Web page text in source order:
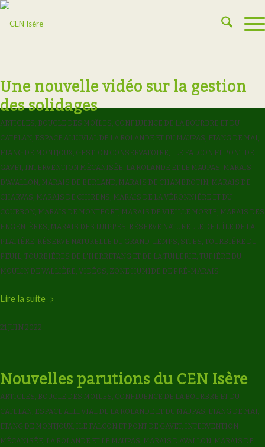
Une nouvelle vidéo sur la gestion
des solidages
ARTICLES, BOUCLE DES MOÏLES, CONFLUENCE DE LA BOURBRE ET DU
CATELAN, ESPACE ALLUVIAL DE LA ROLANDE ET DU MAUPAS, ETANG DE MAI,
ETANG DE MONTJOUX, GESTION CONSERVATOIRE, ILE FALCON ET PONT DE
GAVET, INTERVENTION MÉCANISÉE, LA ROLANDE ET LE MAUPAS, MARAIS
D'AVALLON, MARAIS DE BERLAND, MARAIS DE CHAMBROTIN, MARAIS DE
CHARVAS, MARAIS DE CHIRENS, MARAIS DE LA VÉRONNIÈRE ET DU
COURBON, MARAIS DE MONTFORT, MARAIS DE VIEILLE MORTE, MARAIS DES
ENGENIÈRES, MARAIS DES LUIPPES, RÉSERVE NATURELLE DE L'ÎLE DE LA
PLATIÈRE, RÉSERVE NATURELLE DU GRAND-LEMPS, SITES, TOURBIÈRE DU
PEUIL, TOURBIÈRES DE L'HERRETANG ET DE LA TUILERIE, TUFIÈRE DU
MOULIN DE VALLIÈRE, VIDÉOS, ZONE HUMIDE DE PRÉ-MARAIS
Lire la suite
21 JUIN 2022
Nouvelles parutions du CEN Isère
ARTICLES, BOUCLE DES MOÏLES, CONFLUENCE DE LA BOURBRE ET DU
CATELAN, ESPACE ALLUVIAL DE LA ROLANDE ET DU MAUPAS, ETANG DE MAI,
ETANG DE MONTJOUX, ILE FALCON ET PONT DE GAVET, INTERVENTION
MÉCANISÉE, LA ROLANDE ET LE MAUPAS, MARAIS D'AVALLON, MARAIS DE